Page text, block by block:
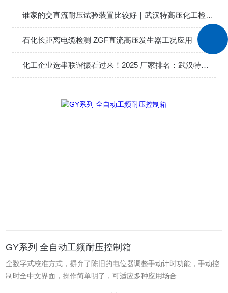
谁家的交直流耐压试验装置比较好｜武汉特高压化工检测方案
石化长距离电缆检测 ZGF直流高压发生器工况应用
化工企业选串联谐振看过来！2025 厂家排名：武汉特高压稳占前列的 3 大原因
GY系列 全自动工频耐压控制箱
全数字式校准方式，摒弃了陈旧的电位器调整手动计时功能，手动控
制时全中文界面，操作简单明了，可适应多种应用场合